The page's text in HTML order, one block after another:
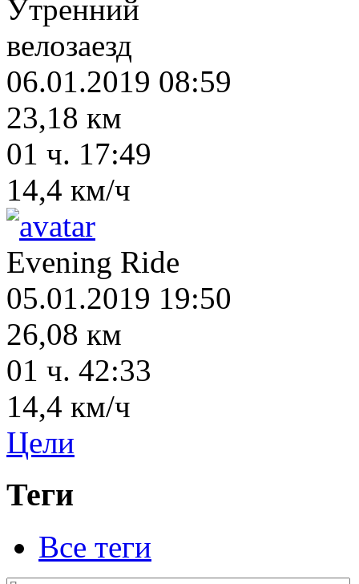
Утренний
велозаезд
06.01.2019 08:59
23,18 км
01 ч. 17:49
14,4 км/ч
Evening Ride
05.01.2019 19:50
26,08 км
01 ч. 42:33
14,4 км/ч
Цели
Теги
Все теги